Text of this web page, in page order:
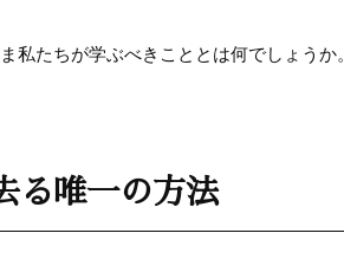
私たちが学ぶべきこととは何でしょうか。
る唯一の方法